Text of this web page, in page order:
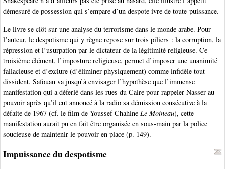
démesuré de possession qui s’empare d’un despote ivre de toute-puissance.
Le livre se clôt sur une analyse du terrorisme dans le monde arabe. Pour
l’auteur, le despotisme qui y règne repose sur trois piliers : la corruption, la
répression et l’usurpation par le dictateur de la légitimité religieuse. Ce
troisième élément, l’imposture religieuse, permet d’imposer une unanimité
fallacieuse et d’exclure (d’éliminer physiquement) comme infidèle tout
dissident. Safouan va jusqu’à envisager l’hypothèse que l’immense
manifestation qui a déferlé dans les rues du Caire pour rappeler Nasser au
pouvoir après qu’il eut annoncé à la radio sa démission consécutive à la
défaite de 1967 (cf. le film de Youssef Chahine Le Moineau), cette
manifestation aurait pu en fait être organisée en sous-main par la police
soucieuse de maintenir le pouvoir en place (p. 149).
Impuissance du despotisme